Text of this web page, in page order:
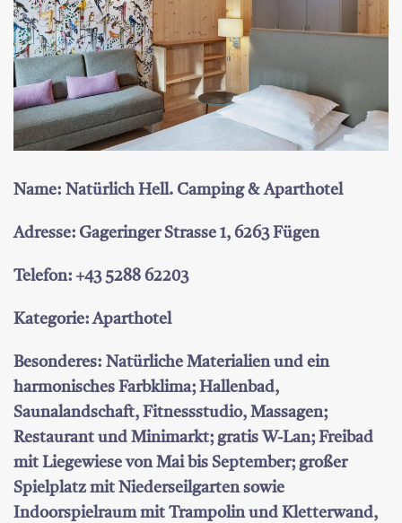
Name: Natürlich Hell. Camping & Aparthotel
Adresse: Gageringer Strasse 1, 6263 Fügen
Telefon: +43 5288 62203
Kategorie: Aparthotel
Besonderes: Natürliche Materialien und ein
harmonisches Farbklima; Hallenbad,
Saunalandschaft, Fitnessstudio, Massagen;
Restaurant und Minimarkt; gratis W-Lan; Freibad
mit Liegewiese von Mai bis September; großer
Spielplatz mit Niederseilgarten sowie
Indoorspielraum mit Trampolin und Kletterwand,